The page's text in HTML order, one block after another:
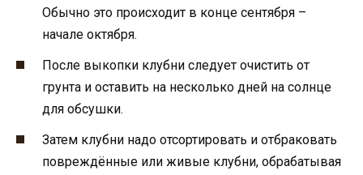
Обычно это происходит в конце сентября –
начале октября.
После выкопки клубни следует очистить от
грунта и оставить на несколько дней на солнце
для обсушки.
Затем клубни надо отсортировать и отбраковать
повреждённые или живые клубни, обрабатывая